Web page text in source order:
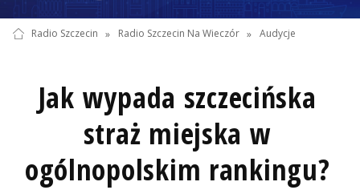
Radio Szczecin » Radio Szczecin Na Wieczór » Audycje
Jak wypada szczecińska
straż miejska w
ogólnopolskim rankingu?